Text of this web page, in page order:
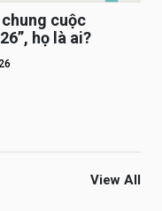
cuộc
họ là ai?
View All